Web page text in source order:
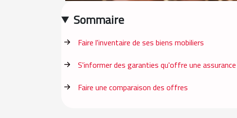
Sommaire
Faire l'inventaire de ses biens mobiliers
S'informer des garanties qu'offre une
Faire une comparaison des offres